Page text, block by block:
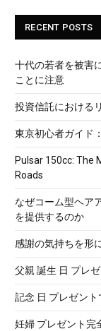
RECENT POSTS
十代の若者を被害
ことに注意
投資信託における
東京初心者ガイド
Pulsar 150cc: The
Roads
なぜコーム型ヘア
を提供するのか
感謝の気持ちを形
父親 誕生 日 プレ
記念 日 プレゼン
妊婦 プレゼント完